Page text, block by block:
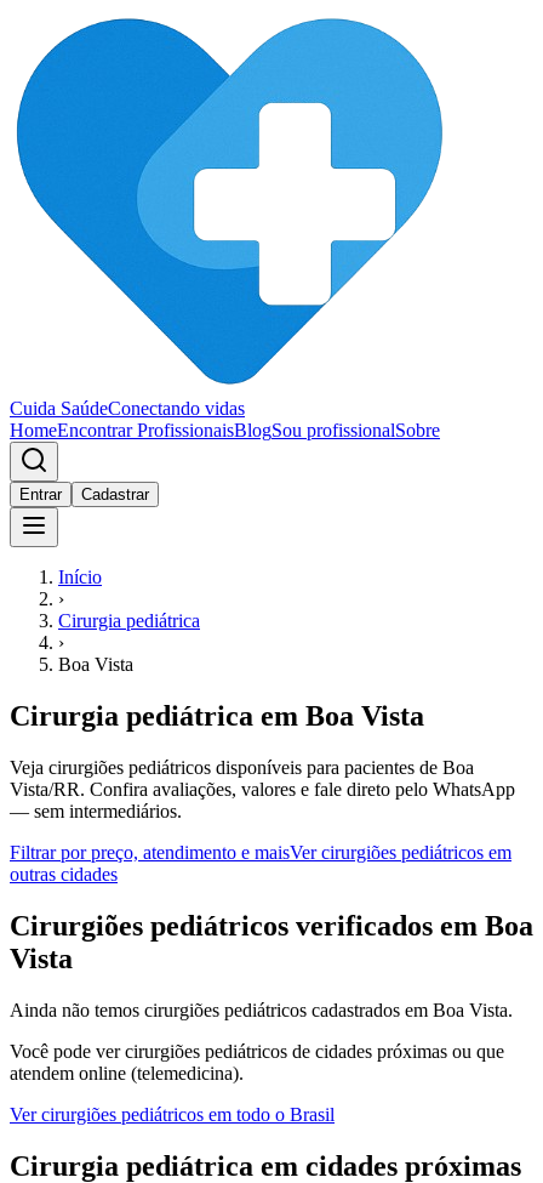
Cuida SaúdeConectando vidas
HomeEncontrar ProfissionaisBlogSou profissionalSobre
Entrar Cadastrar
Início
›
Cirurgia pediátrica
›
Boa Vista
Cirurgia pediátrica em Boa Vista
Veja cirurgiões pediátricos disponíveis para pacientes de Boa
Vista/RR. Confira avaliações, valores e fale direto pelo WhatsApp
— sem intermediários.
Filtrar por preço, atendimento e maisVercirurgiões pediátricos em
outras cidades
Cirurgiões pediátricos verificados em Boa
Vista
Ainda não temos cirurgiões pediátricos cadastrados em Boa Vista.
Você pode vercirurgiões pediátricos de cidades próximas ou que
atendem online (telemedicina).
Vercirurgiões pediátricos em todo o Brasil
Cirurgia pediátrica em cidades próximas